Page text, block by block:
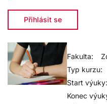
Přihlásit se
Fakulta:
Typ kurzu:
Start výuky:
Konec